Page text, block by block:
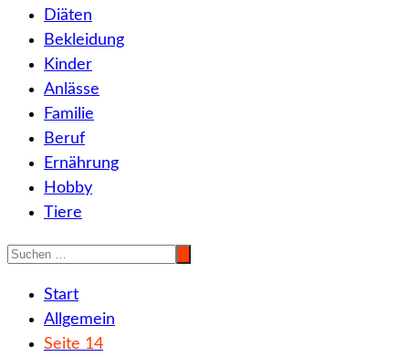
Diäten
Bekleidung
Kinder
Anlässe
Familie
Beruf
Ernährung
Hobby
Tiere
Start
Allgemein
Seite 14